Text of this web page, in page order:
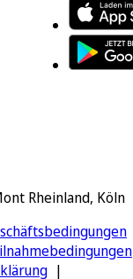
Rheinland, Köln